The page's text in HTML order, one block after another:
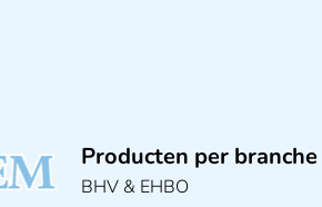
Producten per branche
BHV & EHBO